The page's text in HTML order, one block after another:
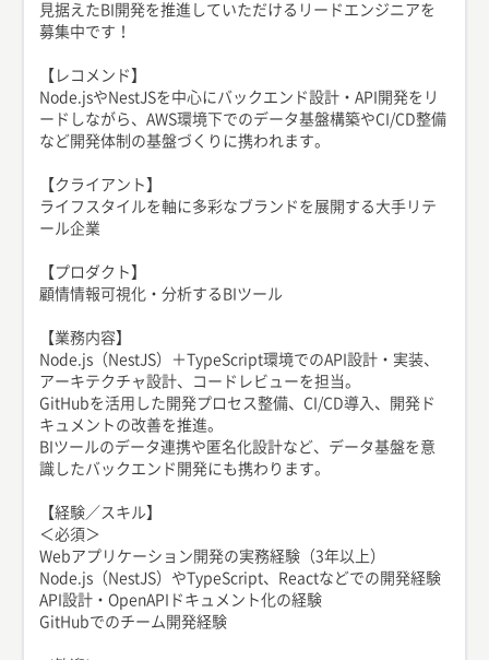
見据えたBI開発を推進していただけるリードエンジニアを
募集中です！
【レコメンド】
Node.jsやNestJSを中心にバックエンド設計・API開発をリ
ードしながら、AWS環境下でのデータ基盤構築やCI/CD整備
など開発体制の基盤づくりに携われます。
【クライアント】
ライフスタイルを軸に多彩なブランドを展開する大手リテ
ール企業
【プロダクト】
顧情情報可視化・分析するBIツール
【業務内容】
Node.js（NestJS）＋TypeScript環境でのAPI設計・実装、
アーキテクチャ設計、コードレビューを担当。
GitHubを活用した開発プロセス整備、CI/CD導入、開発ド
キュメントの改善を推進。
BIツールのデータ連携や匿名化設計など、データ基盤を意
識したバックエンド開発にも携わります。
【経験／スキル】
＜必須＞
Webアプリケーション開発の実務経験（3年以上）
Node.js（NestJS）やTypeScript、Reactなどでの開発経験
API設計・OpenAPIドキュメント化の経験
GitHubでのチーム開発経験